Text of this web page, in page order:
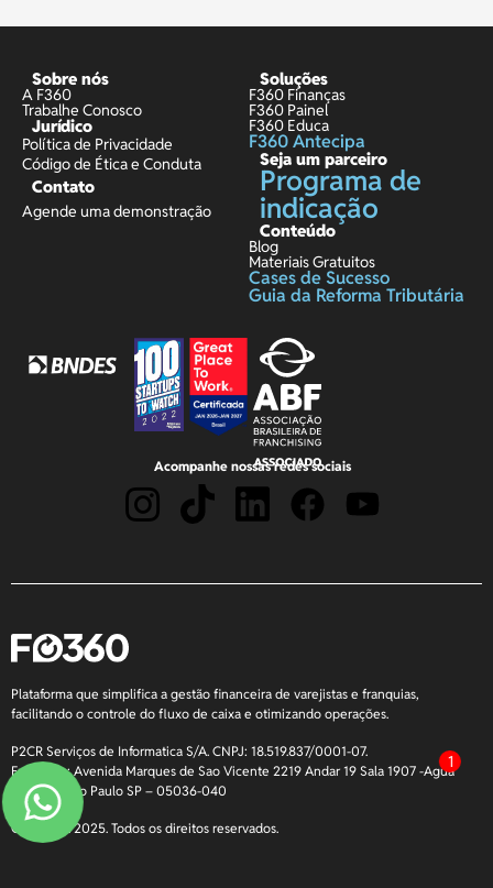
Sobre nós
A F360
Trabalhe Conosco
Jurídico
Política de Privacidade
Código de Ética e Conduta
Contato
Agende uma demonstração
Soluções
F360 Finanças
F360 Painel
F360 Educa
F360 Antecipa
Seja um parceiro
Programa de
indicação
Conteúdo
Blog
Materiais Gratuitos
Cases de Sucesso
Guia da Reforma Tributária
Acompanhe nossas redes sociais
Plataforma que simplifica a gestão financeira de varejistas e franquias,
facilitando o controle do fluxo de caixa e otimizando operações.
P2CR Serviços de Informatica S/A. CNPJ: 18.519.837/0001-07.
Endereço: Avenida Marques de Sao Vicente 2219 Andar 19 Sala 1907 -Agua
Branca – São Paulo SP – 05036-040
Copyright 2025. Todos os direitos reservados.
1